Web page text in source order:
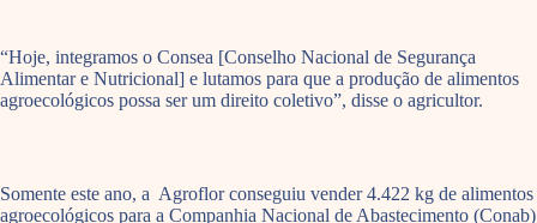
“Hoje, integramos o Consea [Conselho Nacional de Segurança
Alimentar e Nutricional] e lutamos para que a produção de alimentos
agroecológicos possa ser um direito coletivo”, disse o agricultor.
Somente este ano, a Agroflor conseguiu vender 4.422 kg de alimentos
agroecológicos para a Companhia Nacional de Abastecimento (Conab)